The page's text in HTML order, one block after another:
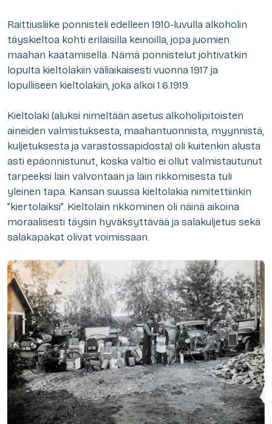
Raittiusliike ponnisteli edelleen 1910-luvulla alkoholin
täyskieltoa kohti erilaisilla keinoilla, jopa juomien
maahan kaatamisella. Nämä ponnistelut johtivatkin
lopulta kieltolakiin väliaikaisesti vuonna 1917 ja
lopulliseen kieltolakiin, joka alkoi 1.6.1919.
Kieltolaki (aluksi nimeltään asetus alkoholipitoisten
aineiden valmistuksesta, maahantuonnista, myynnistä,
kuljetuksesta ja varastossapidosta) oli kuitenkin alusta
asti epäonnistunut, koska valtio ei ollut valmistautunut
tarpeeksi lain valvontaan ja lain rikkomisesta tuli
yleinen tapa. Kansan suussa kieltolakia nimitettiinkin
”kiertolaiksi”. Kieltolain rikkominen oli näinä aikoina
moraalisesti täysin hyväksyttävää ja salakuljetus sekä
salakapakat olivat voimissaan.